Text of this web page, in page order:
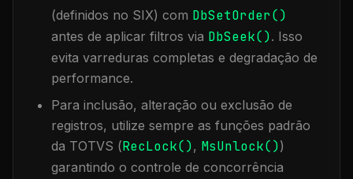
(definidos no SIX) com DbSetOrder()
antes de aplicar filtros via DbSeek(). Isso
evita varreduras completas e degradação de
performance.
Para inclusão, alteração ou exclusão de
registros, utilize sempre as funções padrão
da TOTVS (RecLock(), MsUnlock())
garantindo o controle de concorrência